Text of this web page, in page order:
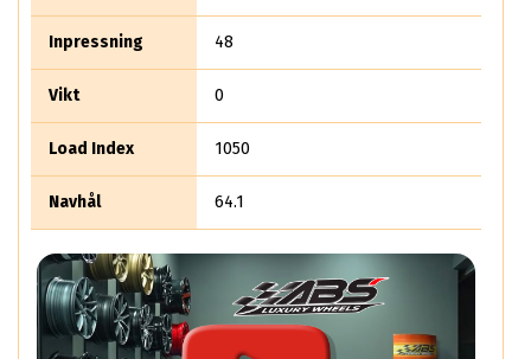
Inpressning 48
Vikt 0
Load Index 1050
Navhål 64.1